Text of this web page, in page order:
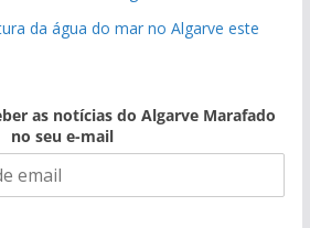
da água do mar no Algarve este
as notícias do Algarve Marafado
no seu e-mail